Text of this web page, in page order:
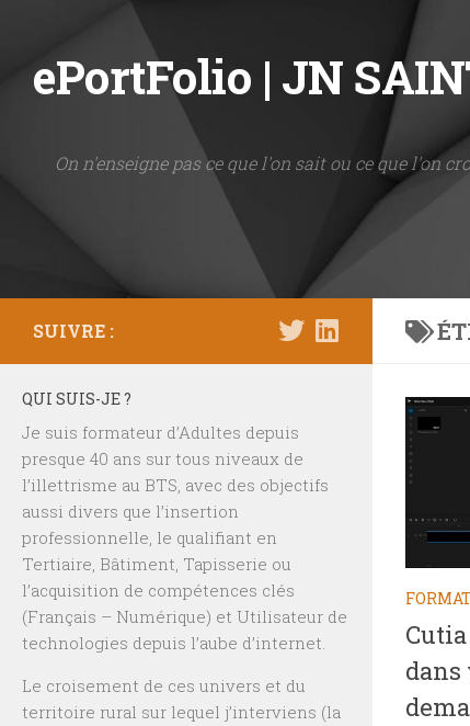
Skip to content
ePortFolio | JN
On n'enseigne pas ce que l'on sait ou ce que l'on
dans
SUIVRE :
QUI SUIS-JE ?
Je suis formateur d’Adultes depuis
presque 40 ans sur tous niveaux de
l’illettrisme au BTS, avec des objectifs
aussi divers que l’insertion
professionnelle, le qualifiant en
Tertiaire, Bâtiment, Tapisserie ou
l’acquisition de compétences clés
(Français – Numérique) et Utilisateur de
technologies depuis l’aube d’internet.
Le croisement de ces univers et du
territoire rural sur lequel j’interviens (la